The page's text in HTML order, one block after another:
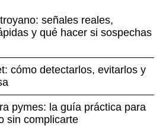
señales reales,
y qué hacer si sospechas
cómo detectarlos, evitarlos y
pymes: la guía práctica para
sin complicarte